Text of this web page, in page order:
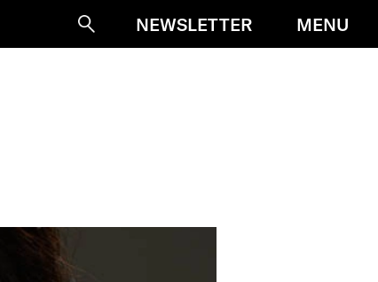
SucheNEWSLETTER MENU